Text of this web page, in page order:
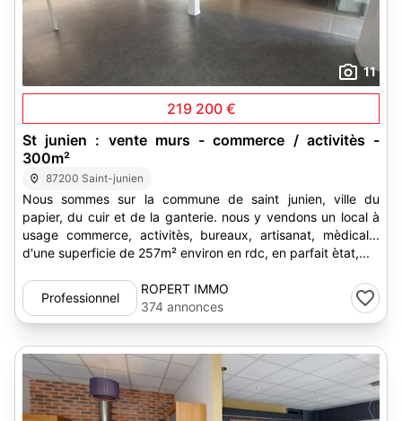
11
219 200 €
St junien : vente murs - commerce / activitès -
300m²
87200 Saint-junien
Nous sommes sur la commune de saint junien, ville du
papier, du cuir et de la ganterie. nous y vendons un local à
usage commerce, activitès, bureaux, artisanat, mèdical...
d'une superficie de 257m² environ en rdc, en parfait ètat,...
Professionnel
ROPERT IMMO
374 annonces